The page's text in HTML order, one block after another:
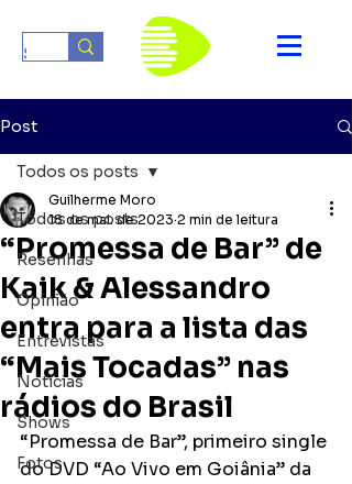
Post
Todos os posts
Resenhas
Opinião
Entrevistas
Notícias
Shows
Fotos
Todos os posts
“Promessa de Bar” de
Kaik & Alessandro
entra para a lista das
“Mais Tocadas” nas
rádios do Brasil
Guilherme Moro
18 de mai. de 2023 2 min de leitura
“Promessa de Bar”, primeiro single
do DVD “Ao Vivo em Goiânia” da